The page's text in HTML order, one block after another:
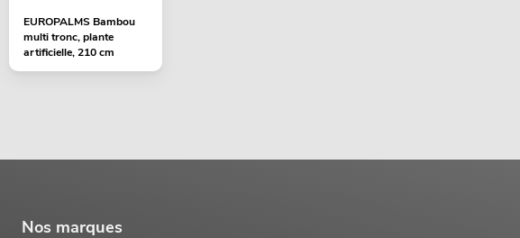
EUROPALMS Bambou
multi tronc, plante
artificielle, 210 cm
Nos marques